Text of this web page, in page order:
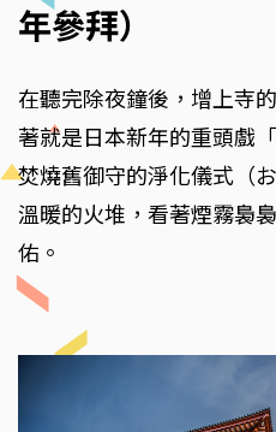
年參拜）
在聽完除夜鐘後，增上寺
著就是日本新年的重頭戲
焚燒舊御守的淨化儀式（
溫暖的火堆，看著煙霧裊
佑。